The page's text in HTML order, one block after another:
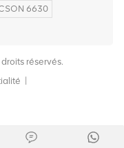
6630
réservés.